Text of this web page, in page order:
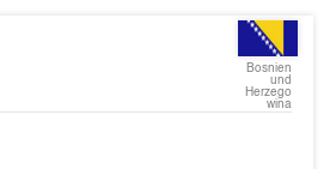
Bosnien
und
Herzego
wina